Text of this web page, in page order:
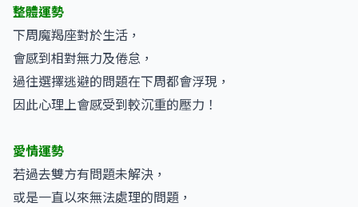
整體運勢
下周魔羯座對於生活，
會感到相對無力及倦怠，
過往選擇逃避的問題在下周都會浮現，
因此心理上會感受到較沉重的壓力！
愛情運勢
若過去雙方有問題未解決，
或是一直以來無法處理的問題，